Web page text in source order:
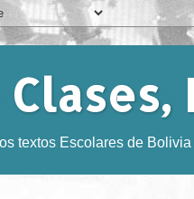
textos Escolares de Bolivia